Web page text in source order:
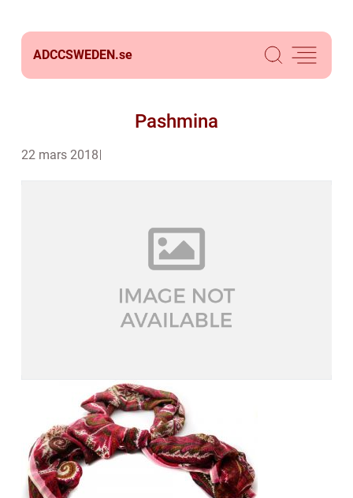
ADCCSWEDEN.se
Pashmina
22 mars 2018